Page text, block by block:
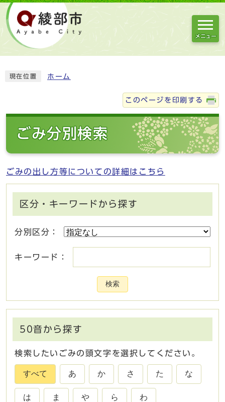
メニュー
現在位置 ホーム
このページを印刷する
ごみ分別検索
ごみの出し方等についての詳細はこちら
区分・キーワードから探す
分別区分：
キーワード：
検索
50音から探す
検索したいごみの頭文字を選択してください。
すべて あ か さ た な
は ま や ら わ